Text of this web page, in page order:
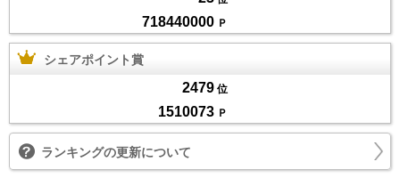
718440000 Ｐ
シェアポイント賞
2479 位
1510073 Ｐ
ランキングの更新について